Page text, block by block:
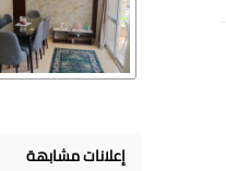
إعلانات مشابهة